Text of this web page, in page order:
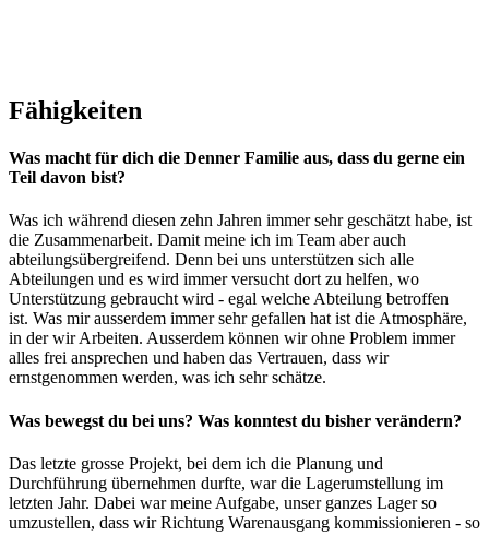
Fähigkeiten
Was macht für dich die Denner Familie aus, dass du gerne ein
Teil davon bist?
Was ich während diesen zehn Jahren immer sehr geschätzt habe, ist
die Zusammenarbeit. Damit meine ich im Team aber auch
abteilungsübergreifend. Denn bei uns unterstützen sich alle
Abteilungen und es wird immer versucht dort zu helfen, wo
Unterstützung gebraucht wird - egal welche Abteilung betroffen
ist. Was mir ausserdem immer sehr gefallen hat ist die Atmosphäre,
in der wir Arbeiten. Ausserdem können wir ohne Problem immer
alles frei ansprechen und haben das Vertrauen, dass wir
ernstgenommen werden, was ich sehr schätze.
Was bewegst du bei uns? Was konntest du bisher verändern?
Das letzte grosse Projekt, bei dem ich die Planung und
Durchführung übernehmen durfte, war die Lagerumstellung im
letzten Jahr. Dabei war meine Aufgabe, unser ganzes Lager so
umzustellen, dass wir Richtung Warenausgang kommissionieren - so